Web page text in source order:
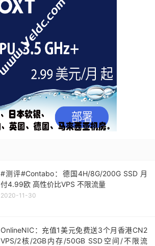
#测评#Contabo：德国4H/8G/200G SSD 月
付4.99欧 高性价比VPS 不限流量
2020-11-30
OnlineNIC：充值1美元免费送3个月香港CN2
VPS/2核/2GB内存/50GB SSD空间/不限流